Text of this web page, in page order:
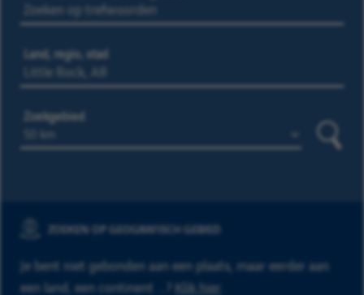
Land, regio, stad
Zoekgebied
ZOEKEN OP GEOGRAFISCH GEBIED
Je bent niet gebonden aan een plaats, maar eerder aan
een land, een continent ...? Klik hier